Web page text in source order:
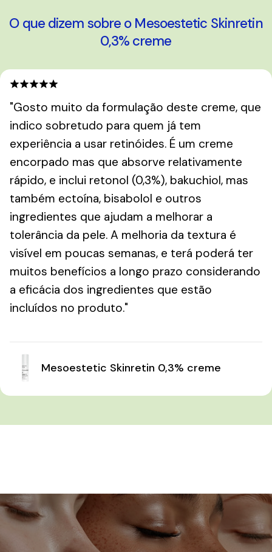
O que dizem sobre o Mesoestetic Skinretin
0,3% creme
"Gosto muito da formulação deste creme, que
indico sobretudo para quem já tem
experiência a usar retinóides. É um creme
encorpado mas que absorve relativamente
rápido, e inclui retonol (0,3%), bakuchiol, mas
também ectoína, bisabolol e outros
ingredientes que ajudam a melhorar a
tolerância da pele. A melhoria da textura é
visível em poucas semanas, e terá poderá ter
muitos benefícios a longo prazo considerando
a eficácia dos ingredientes que estão
incluídos no produto."
Mesoestetic Skinretin 0,3% creme